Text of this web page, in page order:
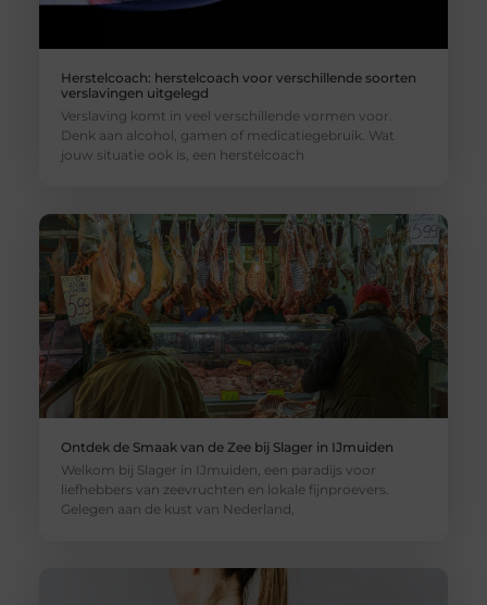
Herstelcoach: herstelcoach voor verschillende soorten
verslavingen uitgelegd
Verslaving komt in veel verschillende vormen voor.
Denk aan alcohol, gamen of medicatiegebruik. Wat
jouw situatie ook is, een herstelcoach
Ontdek de Smaak van de Zee bij Slager in IJmuiden
Welkom bij Slager in IJmuiden, een paradijs voor
liefhebbers van zeevruchten en lokale fijnproevers.
Gelegen aan de kust van Nederland,